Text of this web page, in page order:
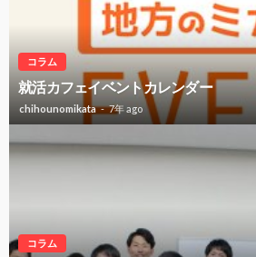
コラム
就活カフェイベントカレンダー
chihounomikata 7年 ago
コラム